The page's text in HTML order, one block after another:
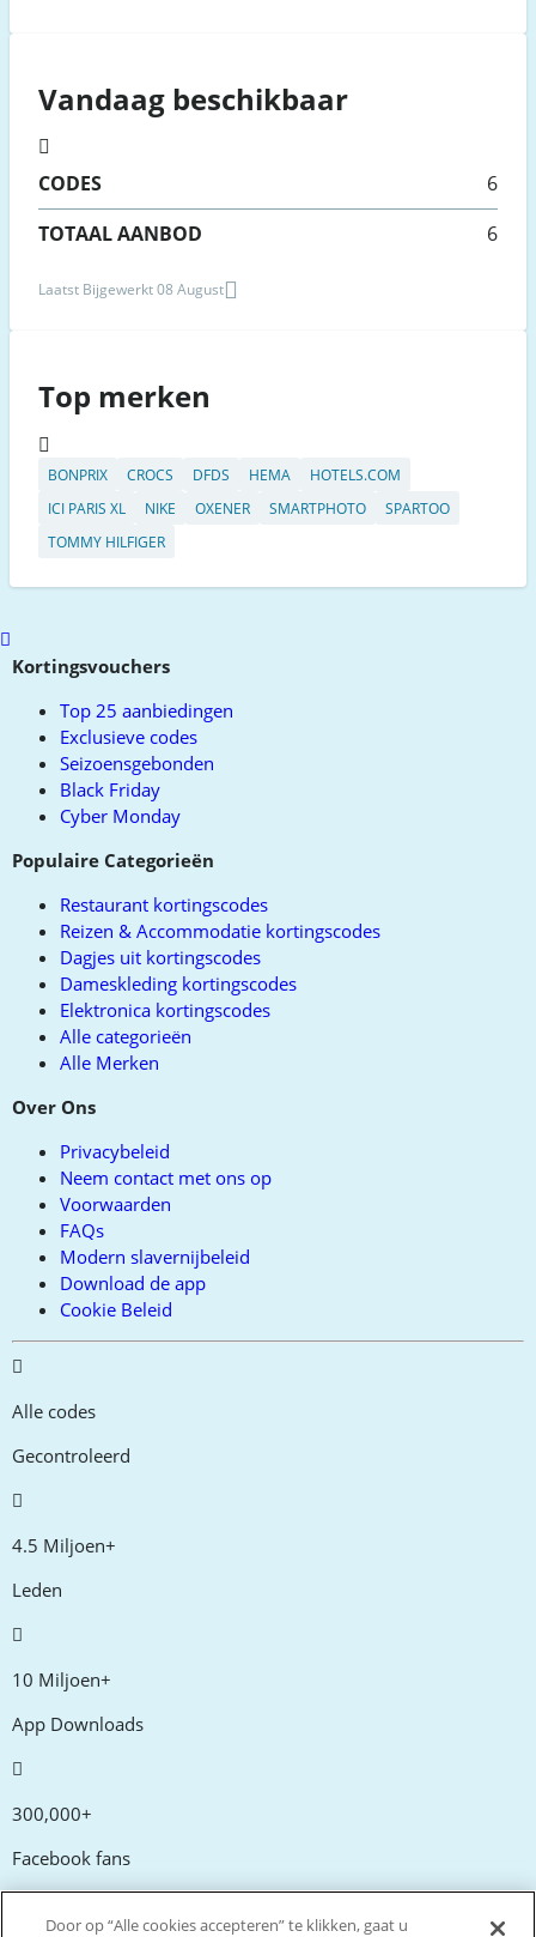
Vandaag beschikbaar
CODES
6
TOTAAL AANBOD
6
Laatst Bijgewerkt 08 August
Top merken
BONPRIX CROCS DFDS HEMA
HOTELS.COM
ICI PARIS XL
NIKE OXENER SMARTPHOTO
SPARTOO
TOMMY HILFIGER
Scroll
toKortingsvouchers
Top 25 aanbiedingen
Exclusieve codes
Seizoensgebonden
Black Friday
Cyber Monday
Populaire Categorieën
Restaurant kortingscodes
Reizen & Accommodatie kortingscodes
Dagjes uit kortingscodes
Dameskleding kortingscodes
Elektronica kortingscodes
Alle categorieën
Alle Merken
Over Ons
Privacybeleid
Neem contact met ons op
Voorwaarden
FAQs
Modern slavernijbeleid
Download de app
Cookie Beleid
Alle codes
Gecontroleerd
4.5 Miljoen+
Leden
10 Miljoen+
App Downloads
300,000+
Facebook fans
Door op “Alle cookies accepteren” te klikken, gaat u